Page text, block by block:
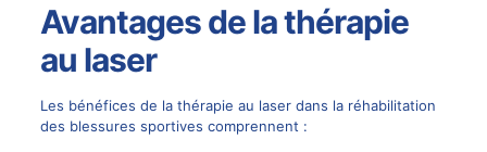
Avantages de la thérapie
au laser
Les bénéfices de la thérapie au laser dans la réhabilitation
des blessures sportives comprennent :